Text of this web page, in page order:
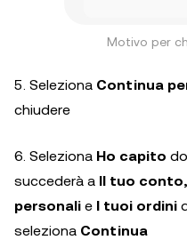
Motivo per
5. Seleziona Continua
chiudere
6. Seleziona Ho capito
succederà a Il tuo
personali e I tuoi ordini
seleziona Continua